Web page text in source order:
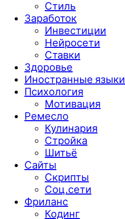
Стиль
Заработок
Инвестиции
Нейросети
Ставки
Здоровье
Иностранные языки
Психология
Мотивация
Ремесло
Кулинария
Стройка
Шитьё
Сайты
Скрипты
Соц.сети
Фриланс
Кодинг